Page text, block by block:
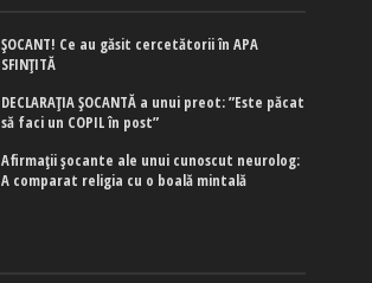
ȘOCANT! Ce au găsit cercetătorii în APA
SFINȚITĂ
DECLARAȚIA ȘOCANTĂ a unui preot: ”Este păcat
să faci un COPIL în post”
Afirmaţii şocante ale unui cunoscut neurolog:
A comparat religia cu o boală mintală